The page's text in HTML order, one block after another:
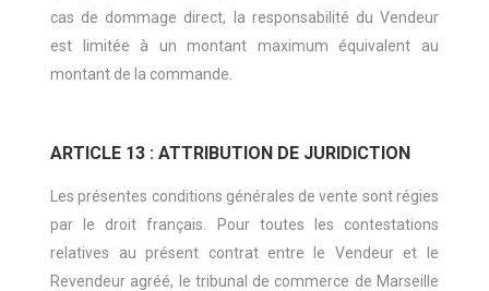
cas de dommage direct, la responsabilité du Vendeur
est limitée à un montant maximum équivalent au
montant de la commande.
ARTICLE 13 : ATTRIBUTION DE JURIDICTION
Les présentes conditions générales de vente sont régies
par le droit français. Pour toutes les contestations
relatives au présent contrat entre le Vendeur et le
Revendeur agréé, le tribunal de commerce de Marseille